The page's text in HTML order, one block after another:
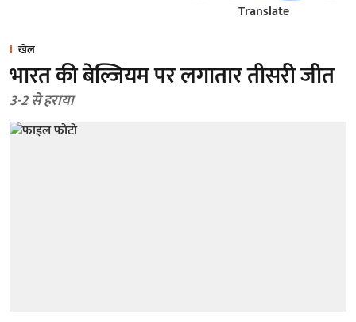
Translate
खेल
भारत की बेल्जियम पर लगातार तीसरी जीत
3-2 से हराया